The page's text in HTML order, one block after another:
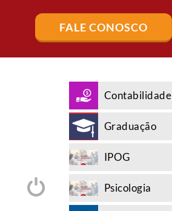
FALE CONOSCO
Contabilidade
Graduação
IPOG
Psicologia